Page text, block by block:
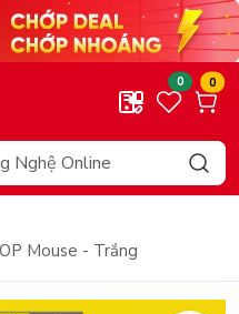
0 0
Mouse - Trắng